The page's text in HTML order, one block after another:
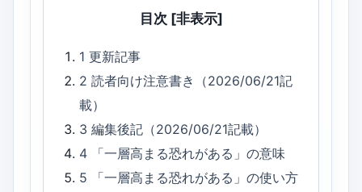
目次 [非表示]
1更新記事
2読者向け注意書き（2026/06/21記
載）
3編集後記（2026/06/21記載）
4
「一層高まる恐れがある」の意味
5
「一層高まる恐れがある」の使い方